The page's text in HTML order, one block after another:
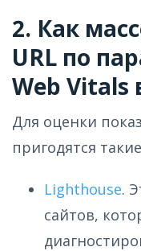
2. Как
URL по
Web Vitals
Для оценки
пригодятся
Lighthouse.
сайтов,